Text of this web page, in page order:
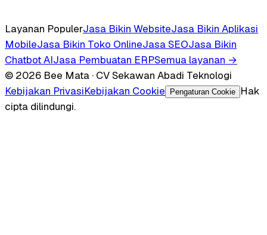
Layanan PopulerJasa Bikin WebsiteJasa Bikin Aplikasi
MobileJasa Bikin Toko OnlineJasa SEOJasa Bikin
Chatbot AIJasa Pembuatan ERPSemua layanan →
© 2026 Bee Mata · CV Sekawan Abadi Teknologi
Kebijakan PrivasiKebijakan Cookie Pengaturan Cookie
Hak
cipta dilindungi.